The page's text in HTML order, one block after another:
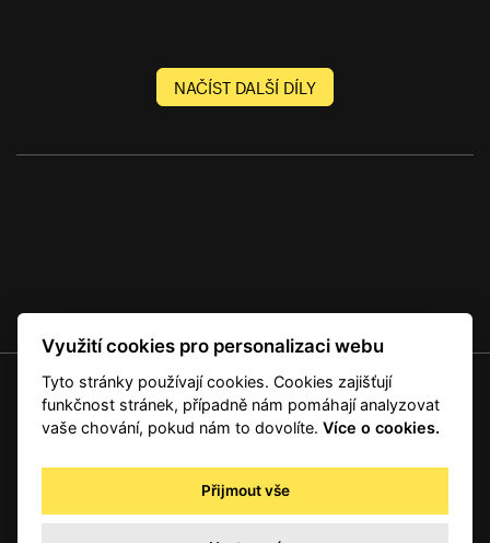
NAČÍST DALŠÍ DÍLY
© 2001 — 2026 Copyright CMI News a dodavatelé obsahu. |
Autorská práva
Zpracování osobních údajů - registrovaní a předplatitelé
Zpracování osobních údajů pro novinářské a další účely
Využití cookies pro personalizaci webu
Tyto stránky používají cookies. Cookies zajišťují
funkčnost stránek, případně nám pomáhají analyzovat
vaše chování, pokud nám to dovolíte.Více o cookies.
Přijmout vše